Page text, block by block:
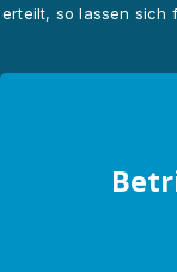
erteilt, so lassen sich